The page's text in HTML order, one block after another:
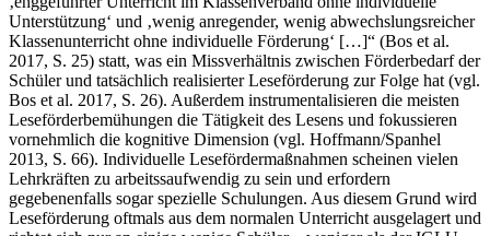
‚enggeführter Unterricht im Klassenverband ohne individuelle
Unterstützung‘ und ‚wenig anregender, wenig abwechslungsreicher
Klassenunterricht ohne individuelle Förderung‘ […]“ (Bos et al.
2017, S. 25) statt, was ein Missverhältnis zwischen Förderbedarf der
Schüler und tatsächlich realisierter Leseförderung zur Folge hat (vgl.
Bos et al.2017, S. 26). Außerdem instrumentalisieren die meisten
Leseförderbemühungen die Tätigkeit des Lesens und fokussieren
vornehmlich die kognitive Dimension (vgl. Hoffmann/Spanhel
2013, S. 66). Individuelle Lesefördermaßnahmen scheinen vielen
Lehrkräften zu arbeitssaufwendig zu sein und erfordern
gegebenenfalls sogar spezielle Schulungen. Aus diesem Grund wird